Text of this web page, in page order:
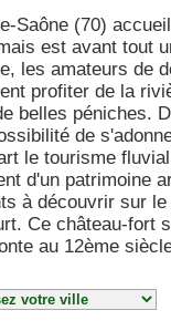
Saône (70)
est avant tout
les amateurs de
profiter de la
belles péniches.
de
le tourisme
d'un patrimoine
à découvrir sur
Ce château-fort
au 12ème